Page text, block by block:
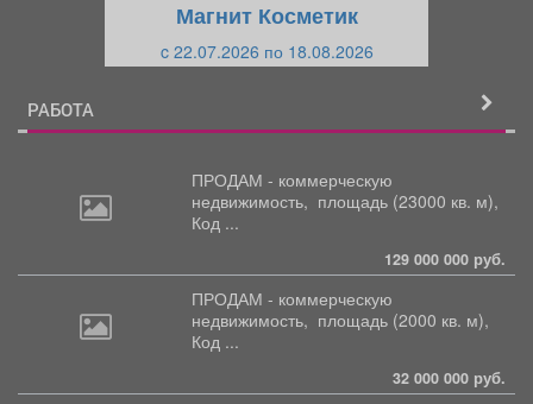
Магнит Косметик
c 22.07.2026 по 18.08.2026
РАБОТА
ПРОДАМ - коммерческую
недвижимость, площадь (23000 кв. м),
Код ...
129 000 000 руб.
ПРОДАМ - коммерческую
недвижимость, площадь (2000 кв. м),
Код ...
32 000 000 руб.